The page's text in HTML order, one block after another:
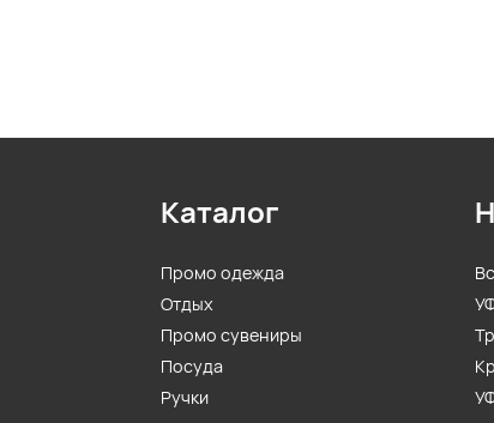
Каталог
Промо одежда
Отдых
Промо сувениры
Посуда
Ручки